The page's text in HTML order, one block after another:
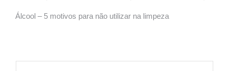
Álcool – 5 motivos para não utilizar na limpeza